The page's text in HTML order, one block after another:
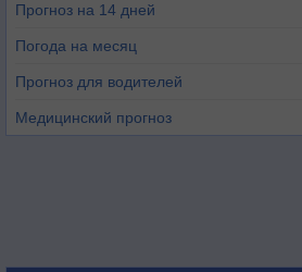
Прогноз на 14 дней
Погода на месяц
Прогноз для водителей
Медицинский прогноз